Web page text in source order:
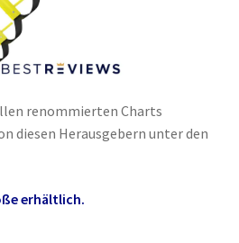
renommierten Charts
diesen Herausgebern unter den
erhältlich.